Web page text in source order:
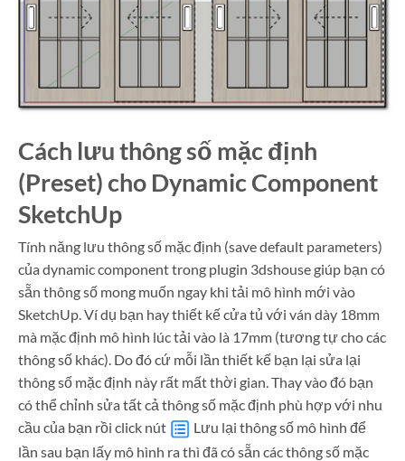
Cách lưu thông số mặc định
(Preset) cho Dynamic Component
SketchUp
Tính năng lưu thông số mặc định (save default parameters)
của dynamic component trong plugin 3dshouse giúp bạn có
sẵn thông số mong muốn ngay khi tải mô hình mới vào
SketchUp. Ví dụ bạn hay thiết kế cửa tủ với ván dày 18mm
mà mặc định mô hình lúc tải vào là 17mm (tương tự cho các
thông số khác). Do đó cứ mỗi lần thiết kế bạn lại sửa lại
thông số mặc định này rất mất thời gian. Thay vào đó bạn
có thể chỉnh sửa tất cả thông số mặc định phù hợp với nhu
cầu của bạn rồi click nút
Lưu lại thông số mô hình để
lần sau bạn lấy mô hình ra thì đã có sẵn các thông số mặc